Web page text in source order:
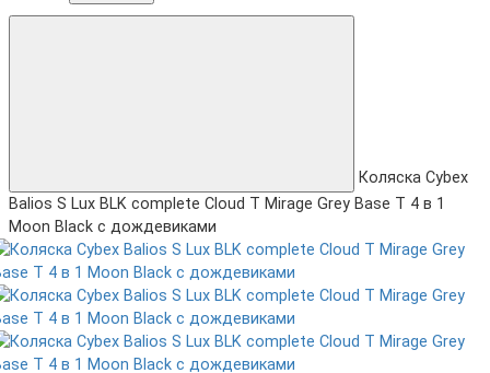
Коляска Cybex
Balios S Lux BLK complete Cloud T Mirage Grey Base T 4 в 1
Moon Black с дождевиками